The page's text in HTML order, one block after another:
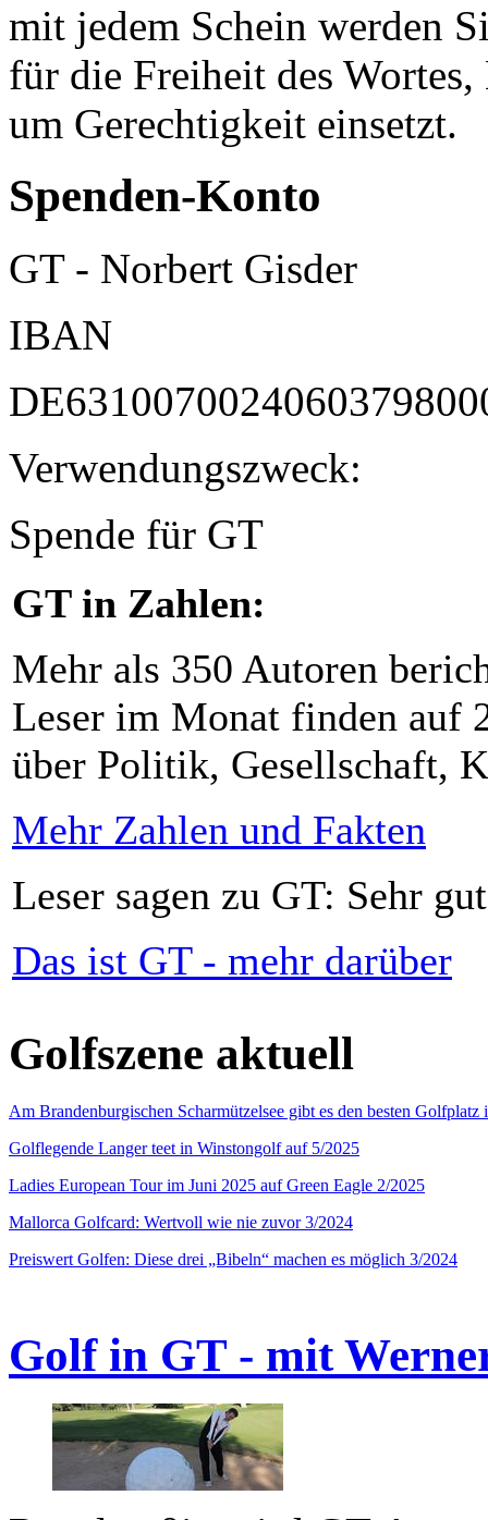
mit jedem Schein werden
für die Freiheit des
um Gerechtigkeit einsetzt.
Spenden-Konto
GT - Norbert Gisder
IBAN
Verwendungszweck:
Spende für GT
GT in Zahlen:
Mehr als 350 Autoren
Leser im Monat finden auf
über Politik, Gesellschaft,
Mehr Zahlen und Fakten
Leser sagen zu GT: Sehr
Das ist GT - mehr darüber
Golfszene aktuell
Am Brandenburgischen Scharmützelsee gibt es den besten
Golflegende Langer teet in Winstongolf auf 5/2025
Ladies European Tour im Juni 2025 auf Green Eagle 2/2025
Mallorca Golfcard: Wertvoll wie nie zuvor 3/2024
Preiswert Golfen: Diese drei „Bibeln“ machen es möglich 3/2024
Golf in GT - mit